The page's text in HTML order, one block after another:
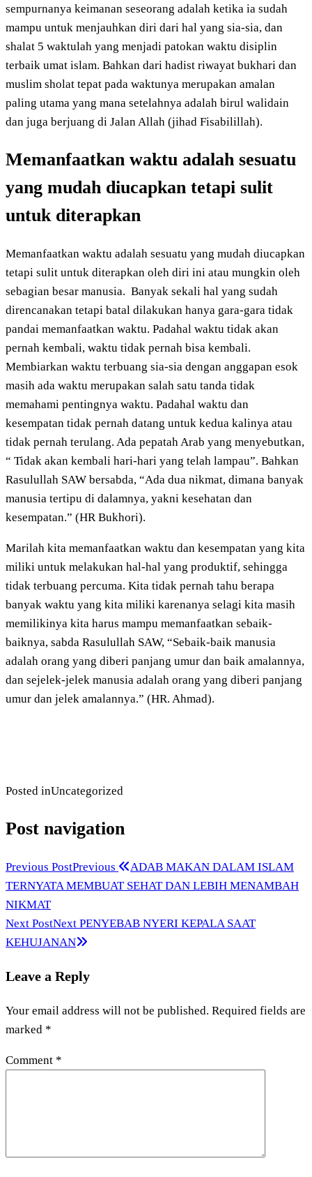
sempurnanya keimanan seseorang adalah ketika ia sudah
mampu untuk menjauhkan diri dari hal yang sia-sia, dan
shalat 5 waktulah yang menjadi patokan waktu disiplin
terbaik umat islam. Bahkan dari hadist riwayat bukhari dan
muslim sholat tepat pada waktunya merupakan amalan
paling utama yang mana setelahnya adalah birul walidain
dan juga berjuang di Jalan Allah (jihad Fisabilillah).
Memanfaatkan waktu adalah sesuatu
yang mudah diucapkan tetapi sulit
untuk diterapkan
Memanfaatkan waktu adalah sesuatu yang mudah diucapkan
tetapi sulit untuk diterapkan oleh diri ini atau mungkin oleh
sebagian besar manusia. Banyak sekali hal yang sudah
direncanakan tetapi batal dilakukan hanya gara-gara tidak
pandai memanfaatkan waktu. Padahal waktu tidak akan
pernah kembali, waktu tidak pernah bisa kembali.
Membiarkan waktu terbuang sia-sia dengan anggapan esok
masih ada waktu merupakan salah satu tanda tidak
memahami pentingnya waktu. Padahal waktu dan
kesempatan tidak pernah datang untuk kedua kalinya atau
tidak pernah terulang. Ada pepatah Arab yang menyebutkan,
“ Tidak akan kembali hari-hari yang telah lampau”. Bahkan
Rasulullah SAW bersabda, “Ada dua nikmat, dimana banyak
manusia tertipu di dalamnya, yakni kesehatan dan
kesempatan.” (HR Bukhori).
Marilah kita memanfaatkan waktu dan kesempatan yang kita
miliki untuk melakukan hal-hal yang produktif, sehingga
tidak terbuang percuma. Kita tidak pernah tahu berapa
banyak waktu yang kita miliki karenanya selagi kita masih
memilikinya kita harus mampu memanfaatkan sebaik-
baiknya, sabda Rasulullah SAW, “Sebaik-baik manusia
adalah orang yang diberi panjang umur dan baik amalannya,
dan sejelek-jelek manusia adalah orang yang diberi panjang
umur dan jelek amalannya.” (HR. Ahmad).
Posted inUncategorized
Post navigation
Previous PostPrevious
ADAB MAKAN DALAM ISLAM
TERNYATA MEMBUAT SEHAT DAN LEBIH MENAMBAH
NIKMAT
Next PostNext PENYEBAB NYERI KEPALA SAAT
KEHUJANAN
Leave a Reply
Your email address will not be published. Required fields are
marked *
Comment *